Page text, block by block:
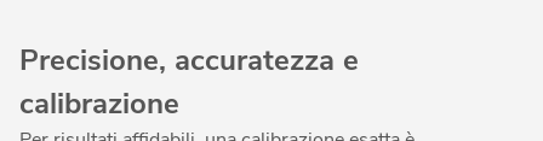
Precisione, accuratezza e
calibrazione